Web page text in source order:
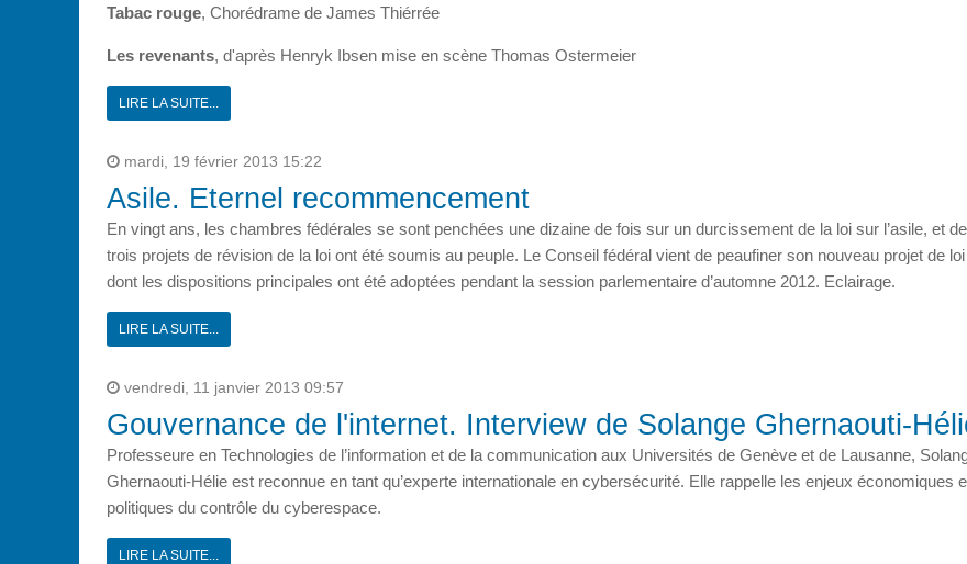
Tabac rouge, Chorédrame de James Thiérrée
Les revenants, d'après Henryk Ibsen mise en scène Thomas Ostermeier
LIRE LA SUITE...
mardi, 19 février 2013 15:22
Asile. Eternel recommencement
En vingt ans, les chambres fédérales se sont penchées une dizaine de fois sur un durcissement de la loi sur l’asile, et
trois projets de révision de la loi ont été soumis au peuple. Le Conseil fédéral vient de peaufiner son nouveau projet de loi
dont les dispositions principales ont été adoptées pendant la session parlementaire d’automne 2012. Eclairage.
LIRE LA SUITE...
vendredi, 11 janvier 2013 09:57
Gouvernance de l'internet. Interview de Solange Ghernaouti-
Professeure en Technologies de l’information et de la communication aux Universités de Genève et de Lausanne,
Ghernaouti-Hélie est reconnue en tant qu’experte internationale en cybersécurité. Elle rappelle les enjeux économiques
politiques du contrôle du cyberespace.
LIRE LA SUITE...